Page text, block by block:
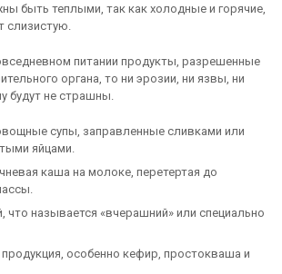
быть теплыми, так как холодные и горячие,
слизистую.
питании продукты, разрешенные
органа, то ни эрозии, ни язвы, ни
будут не страшны.
супы, заправленные сливками или
яйцами.
каша на молоке, перетертая до
что называется «вчерашний» или специально
особенно кефир, простокваша и